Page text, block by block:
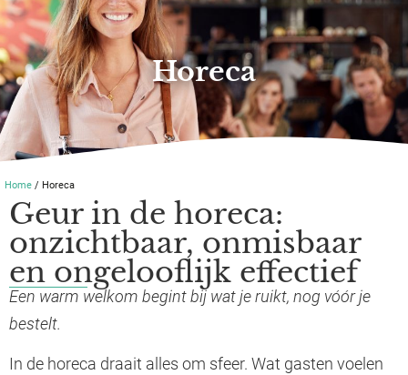
Horeca
Home / Horeca
Geur in de horeca:
onzichtbaar, onmisbaar
en ongelooflijk effectief
Een warm welkom begint bij wat je ruikt, nog vóór je
bestelt.
In de horeca draait alles om sfeer. Wat gasten voelen